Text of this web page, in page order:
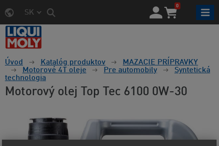
SK
0
Úvod Katalóg produktov
MAZACIE PRÍPRAVKY
Motorové 4T oleje
Pre automobily
Syntetická
technologia
Motorový olej Top Tec 6100 0W-30